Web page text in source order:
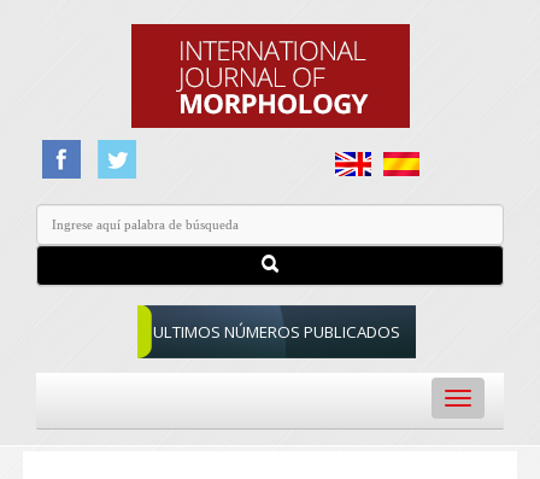
ULTIMOS NÚMEROS PUBLICADOS
Toggle
navigation